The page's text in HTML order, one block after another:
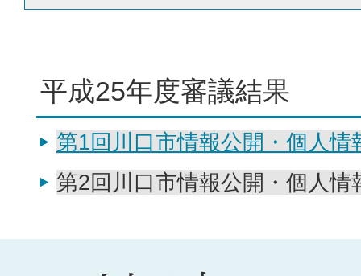
平成25年度審議結果
第1回川口市情報公開・個人情
第2回川口市情報公開・個人情